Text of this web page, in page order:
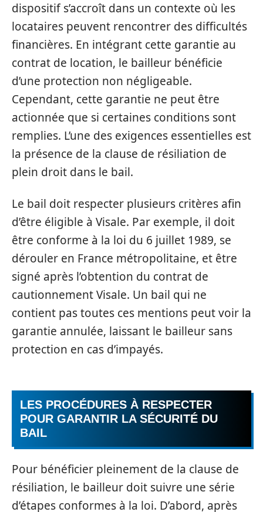
dispositif s’accroît dans un contexte où les
locataires peuvent rencontrer des difficultés
financières. En intégrant cette garantie au
contrat de location, le bailleur bénéficie
d’une protection non négligeable.
Cependant, cette garantie ne peut être
actionnée que si certaines conditions sont
remplies. L’une des exigences essentielles est
la présence de la clause de résiliation de
plein droit dans le bail.
Le bail doit respecter plusieurs critères afin
d’être éligible à Visale. Par exemple, il doit
être conforme à la loi du 6 juillet 1989, se
dérouler en France métropolitaine, et être
signé après l’obtention du contrat de
cautionnement Visale. Un bail qui ne
contient pas toutes ces mentions peut voir la
garantie annulée, laissant le bailleur sans
protection en cas d’impayés.
LES PROCÉDURES À RESPECTER
POUR GARANTIR LA SÉCURITÉ DU
BAIL
Pour bénéficier pleinement de la clause de
résiliation, le bailleur doit suivre une série
d’étapes conformes à la loi. D’abord, après